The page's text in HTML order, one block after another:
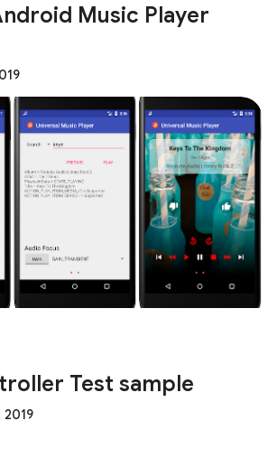
Music Player
Test sample
2019